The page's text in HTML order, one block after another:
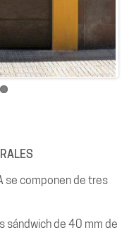
se componen de tres
sándwich de 40 mm de